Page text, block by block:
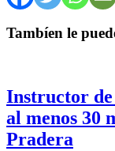
Tambíen le
Instructor de
al menos 30
Pradera